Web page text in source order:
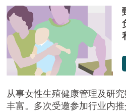
从事女性生殖健康管理及研
丰富。多次受邀参加行业内